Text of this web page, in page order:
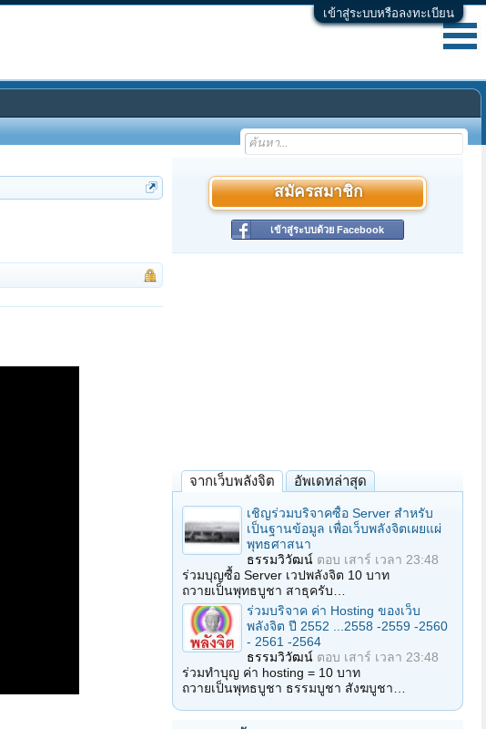
เข้าสู่ระบบหรือลงทะเบียน
สมัครสมาชิก
เข้าสู่ระบบด้วย Facebook
จากเว็บพลังจิต อัพเดทล่าสุด
เชิญร่วมบริจาคซื้อ Server สำหรับ
เป็นฐานข้อมูล เพื่อเว็บพลังจิตเผยแผ่
พุทธศาสนา
ธรรมวิวัฒน์ ตอบ เสาร์ เวลา 23:48
ร่วมบุญซื้อ Server เวปพลังจิต 10 บาท
ถวายเป็นพุทธบูชา สาธุครับ…
ร่วมบริจาค ค่า Hosting ของเว็บ
พลังจิต ปี 2552 ...2558 -2559 -2560
- 2561 -2564
ธรรมวิวัฒน์ ตอบ เสาร์ เวลา 23:48
ร่วมทำบุญ ค่า hosting = 10 บาท
ถวายเป็นพุทธบูชา ธรรมบูชา สังฆบูชา…